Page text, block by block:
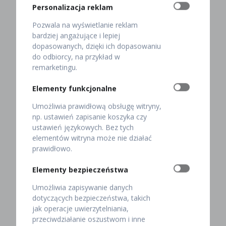
Jak powstaje oscypek
owczy?
Pierwsze informacje o sposobie produkcji oscypka
pochodzą z XV wieku. Z kolei jeden z pierwszych
przepisów na ten ser powstał w 1748 roku i można go
przeczytać w rękopisie “Instruktażu państwa
ślemieńskiego”.
Od tego roku receptura przygotowania oscypka się nie
zmieniła. Do dziś – zgodnie z wieloletnią tradycją –
na halach.
Jak? Omówimy ten proces krok po kroku.
Baca zlewa mleko do drewnianego wiadra
przez lniane płótno, aby usunąć
Personalizacja reklam
Pozwala na wyświetlanie reklam
bardziej angażujące i lepiej
dopasowanych, dzięki ich dopasowaniu
do odbiorcy, na przykład w
remarketingu.
Elementy funkcjonalne
Umożliwia prawidłową obsługę witryny,
np. ustawień zapisanie koszyka czy
ustawień językowych. Bez tych
elementów witryna może nie działać
prawidłowo.
Elementy bezpieczeństwa
Umożliwia zapisywanie danych
dotyczących bezpieczeństwa, takich
jak operacje uwierzytelniania,
przeciwdziałanie oszustwom i inne